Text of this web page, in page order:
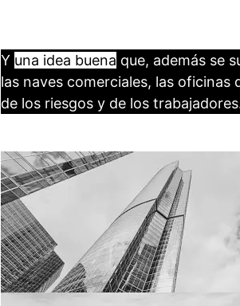
Y una idea buena que, además se
las naves comerciales, las oficinas
de los riesgos y de los